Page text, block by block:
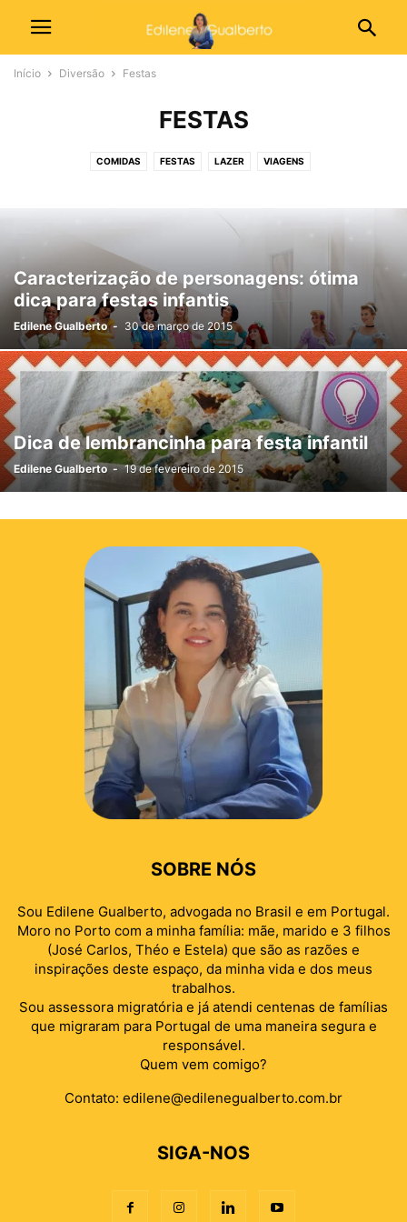
Início Diversão Festas
FESTAS
COMIDAS FESTAS LAZER VIAGENS
Caracterização de personagens: ótima
dica para festas infantis
Edilene Gualberto - 30 de março de 2015
Dica de lembrancinha para festa infantil
Edilene Gualberto - 19 de fevereiro de 2015
SOBRE NÓS
Sou Edilene Gualberto, advogada no Brasil e em Portugal.
Moro no Porto com a minha família: mãe, marido e 3 filhos
(José Carlos, Théo e Estela) que são as razões e
inspirações deste espaço, da minha vida e dos meus
trabalhos.
Sou assessora migratória e já atendi centenas de famílias
que migraram para Portugal de uma maneira segura e
responsável.
Quem vem comigo?
Contato: edilene@edilenegualberto.com.br
SIGA-NOS